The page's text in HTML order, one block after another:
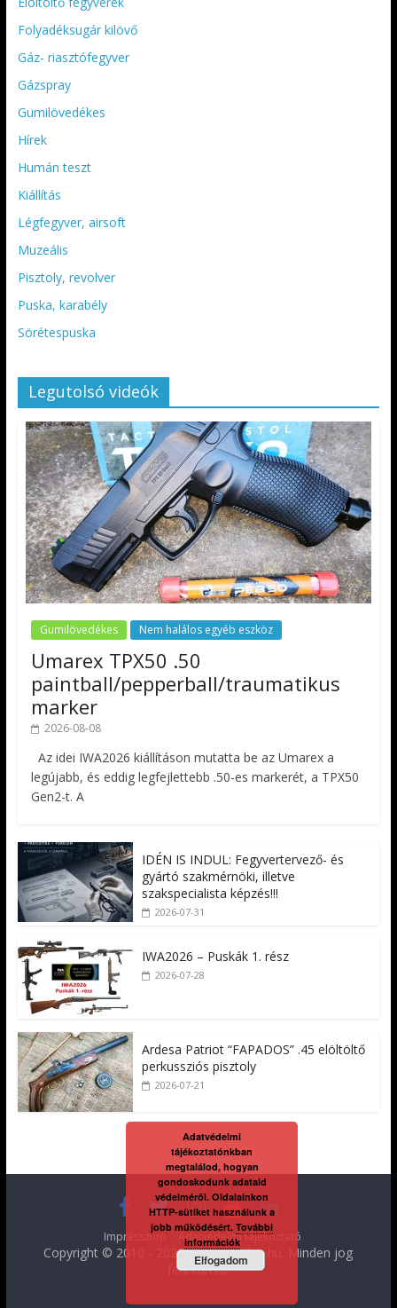
Folyadéksugár kilövő
Gáz- riasztófegyver
Gázspray
Gumilövedékes
Hírek
Humán teszt
Kiállítás
Légfegyver, airsoft
Muzeális
Pisztoly, revolver
Puska, karabély
Sörétespuska
Legutolsó videók
Gumilövedékes Nem halálos egyéb eszköz
Umarex TPX50 .50
paintball/pepperball/traumatikus
marker
2026-08-08
Az idei IWA2026 kiállításon mutatta be az Umarex a
legújabb, és eddig legfejlettebb .50-es markerét, a TPX50
Gen2-t. A
IDÉN IS INDUL: Fegyvertervező- és
gyártó szakmérnöki, illetve
szakspecialista képzés!!!
2026-07-31
IWA2026 – Puskák 1. rész
2026-07-28
Ardesa Patriot “FAPADOS” .45 elöltöltő
perkussziós pisztoly
2026-07-21
Impresszum Adatvédelmi tájékoztató
Copyright © 2010 - 2026FegyverVideo.hu
. Minden jog
fenntartva.
Adatvédelmi
tájékoztatónkban
megtalálod, hogyan
gondoskodunk adataid
védelméről. Oldalainkon
HTTP-sütiket használunk a
jobb működésért. További
információk
Elfogadom